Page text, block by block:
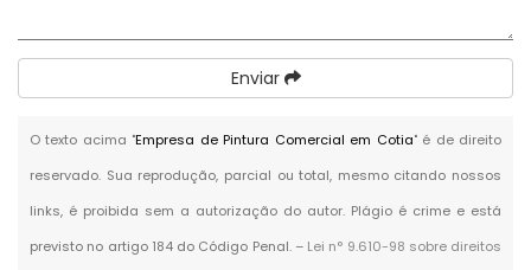
Enviar
O texto acima "Empresa de Pintura Comercial em Cotia" é de direito
reservado. Sua reprodução, parcial ou total, mesmo citando nossos
links, é proibida sem a autorização do autor. Plágio é crime e está
previsto no artigo 184 do Código Penal. – Lei n° 9.610-98 sobre direitos